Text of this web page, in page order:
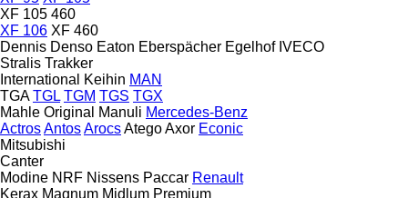
XF 105 460
XF 106 XF 460
Dennis Denso Eaton Eberspächer Egelhof IVECO
Stralis Trakker
International
Keihin MAN
TGA TGL TGM TGS TGX
Mahle Original
Manuli Mercedes-Benz
ActrosAntosArocsAtegoAxor Econic
Mitsubishi
Canter
Modine NRF Nissens Paccar Renault
Kerax Magnum Midlum Premium